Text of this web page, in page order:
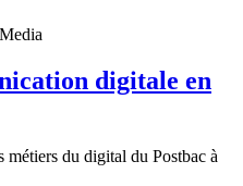
digitale en
du digital du Postbac à